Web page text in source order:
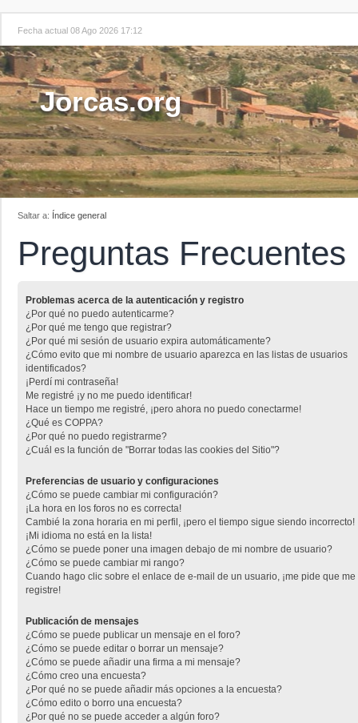
Fecha actual 08 Ago 2026 17:12
Jorcas.org
Saltar a: Índice general
Preguntas Frecuentes
Problemas acerca de la autenticación y registro
¿Por qué no puedo autenticarme?
¿Por qué me tengo que registrar?
¿Por qué mi sesión de usuario expira automáticamente?
¿Cómo evito que mi nombre de usuario aparezca en las listas de usuarios
identificados?
¡Perdí mi contraseña!
Me registré ¡y no me puedo identificar!
Hace un tiempo me registré, ¡pero ahora no puedo conectarme!
¿Qué es COPPA?
¿Por qué no puedo registrarme?
¿Cuál es la función de "Borrar todas las cookies del Sitio"?
Preferencias de usuario y configuraciones
¿Cómo se puede cambiar mi configuración?
¡La hora en los foros no es correcta!
Cambié la zona horaria en mi perfil, ¡pero el tiempo sigue siendo incorrecto!
¡Mi idioma no está en la lista!
¿Cómo se puede poner una imagen debajo de mi nombre de usuario?
¿Cómo se puede cambiar mi rango?
Cuando hago clic sobre el enlace de e-mail de un usuario, ¡me pide que me
registre!
Publicación de mensajes
¿Cómo se puede publicar un mensaje en el foro?
¿Cómo se puede editar o borrar un mensaje?
¿Cómo se puede añadir una firma a mi mensaje?
¿Cómo creo una encuesta?
¿Por qué no se puede añadir más opciones a la encuesta?
¿Cómo edito o borro una encuesta?
¿Por qué no se puede acceder a algún foro?